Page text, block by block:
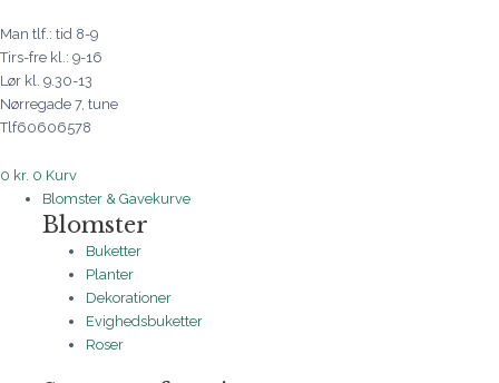
Man tlf.: tid 8-9
Tirs-fre kl.: 9-16
Lør kl. 9.30-13
Nørregade 7, tune
Tlf60606578
0 kr. 0 Kurv
Blomster & Gavekurve
Blomster
Buketter
Planter
Dekorationer
Evighedsbuketter
Roser